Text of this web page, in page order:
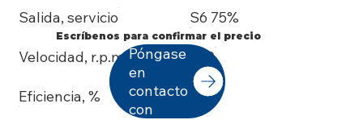
Salida, servicio S6 75%
Velocidad, r.p.m. 700
Eficiencia, % 73
Escríbenos para confirmar el precio
Póngase
en
contacto
con